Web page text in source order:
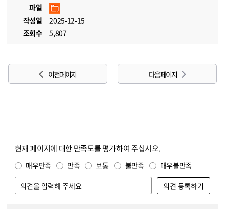
파일
작성일
2025-12-15
조회수
5,807
이전 페이지 다음 페이지
현재 페이지에 대한 만족도를 평가하여 주십시오.
매우만족 만족 보통 불만족 매우불만족